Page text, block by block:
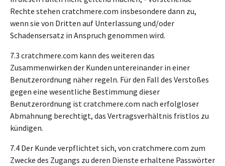
Rechte stehen cratchmere.com insbesondere dann zu,
wenn sie von Dritten auf Unterlassung und/oder
Schadensersatz in Anspruch genommen wird.
7.3 cratchmere.com kann des weiteren das
Zusammenwirken der Kunden untereinander in einer
Benutzerordnung näher regeln. Für den Fall des Verstoßes
gegen eine wesentliche Bestimmung dieser
Benutzerordnung ist cratchmere.com nach erfolgloser
Abmahnung berechtigt, das Vertragsverhältnis fristlos zu
kündigen.
7.4 Der Kunde verpflichtet sich, von cratchmere.com zum
Zwecke des Zugangs zu deren Dienste erhaltene Passwörter